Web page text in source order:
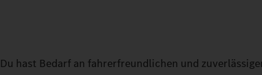
Du hast Bedarf an fahrerfreundlichen und